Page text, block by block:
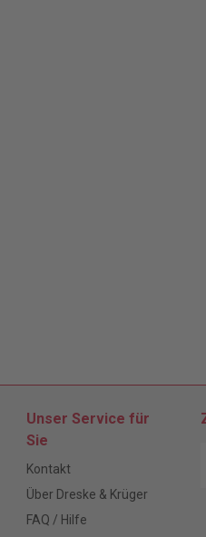
Unser Service für
Sie
Kontakt
Über Dreske & Krüger
FAQ / Hilfe